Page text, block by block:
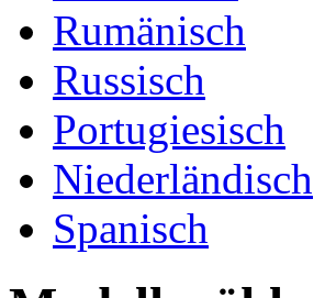
Rumänisch
Russisch
Portugiesisch
Niederländisch
Spanisch